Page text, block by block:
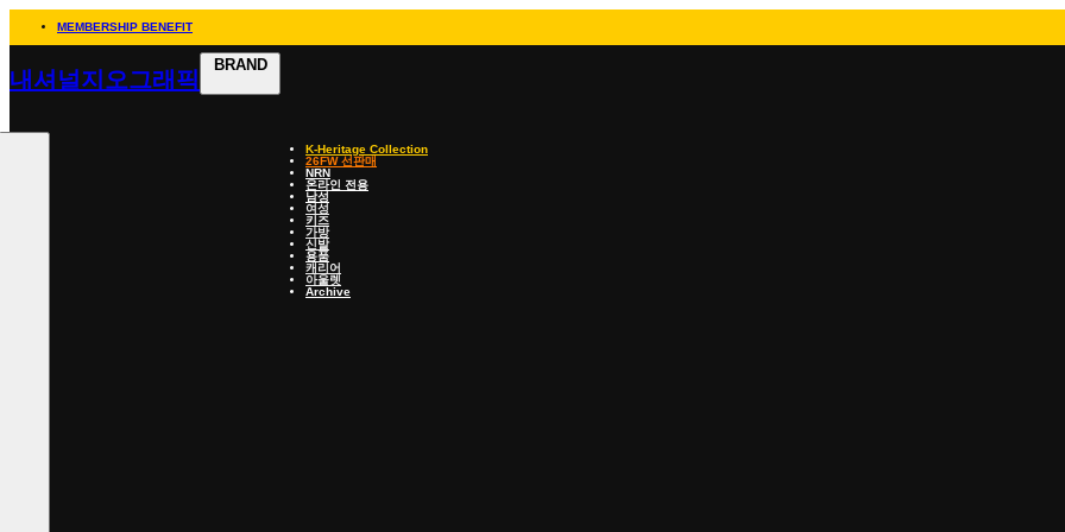
MEMBERSHIP BENEFIT
내셔널지오그래픽
BRAND
K-Heritage Collection
26FW 선판매
NRN
온라인 전용
남성
여성
키즈
가방
신발
용품
캐리어
아울렛
Archive